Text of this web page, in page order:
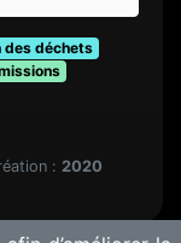
des déchets
: 2020